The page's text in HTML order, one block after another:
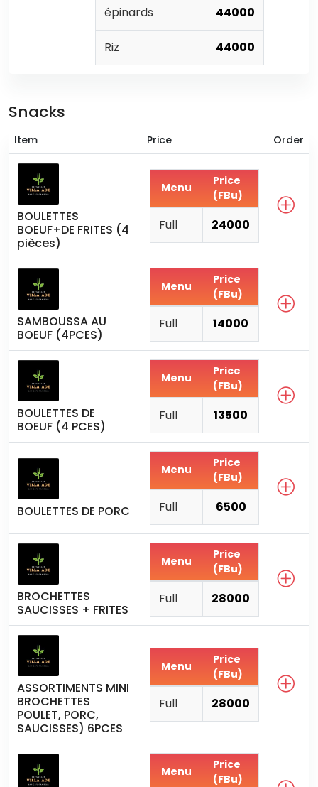
épinards 44000
Riz 44000
Snacks
Item Price Order
BOULETTES
BOEUF+DE FRITES (4
pièces)
Menu
Price
(FBu)
Full 24000
SAMBOUSSA AU
BOEUF (4PCES)
Menu
Price
(FBu)
Full 14000
BOULETTES DE
BOEUF (4 PCES)
Menu
Price
(FBu)
Full 13500
BOULETTES DE PORC
Menu
Price
(FBu)
Full 6500
BROCHETTES
SAUCISSES + FRITES
Menu
Price
(FBu)
Full 28000
ASSORTIMENTS MINI
BROCHETTES
POULET, PORC,
SAUCISSES) 6PCES
Menu
Price
(FBu)
Full 28000
Menu
Price
(FBu)